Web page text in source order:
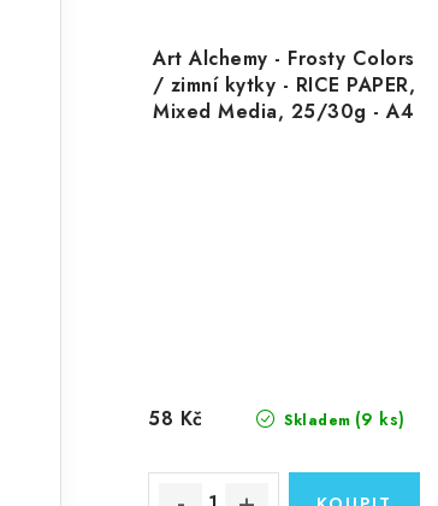
Art Alchemy - Frosty Colors
/ zimní kytky - RICE PAPER,
Mixed Media, 25/30g - A4
Skladem (9 ks)
58 Kč